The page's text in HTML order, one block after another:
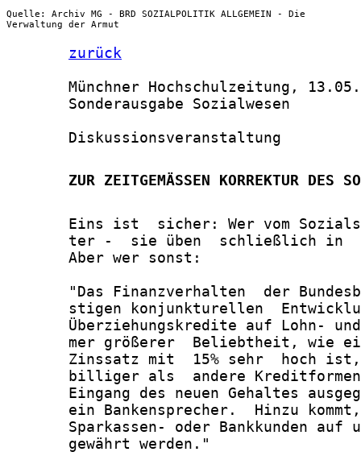
Quelle: Archiv MG - BRD SOZIALPOLITIK ALLGEMEIN - Die
Verwaltung der Armut
zurück
Münchner Hochschulzeitung,
       Sonderausgabe Sozialwesen
       Diskussionsveranstaltung
ZUR ZEITGEMÄSSEN KORREKTUR DES
Eins ist  sicher: Wer vom
ter -  sie üben  schließlich in
       Aber wer sonst:
"Das Finanzverhalten  der
stigen konjunkturellen
Überziehungskredite auf Lohn-
mer größerer  Beliebtheit, wie
Zinssatz mit  15% sehr  hoch
billiger als  andere
Eingang des neuen Gehaltes
ein Bankensprecher.  Hinzu
Sparkassen- oder Bankkunden auf
       gewährt werden."